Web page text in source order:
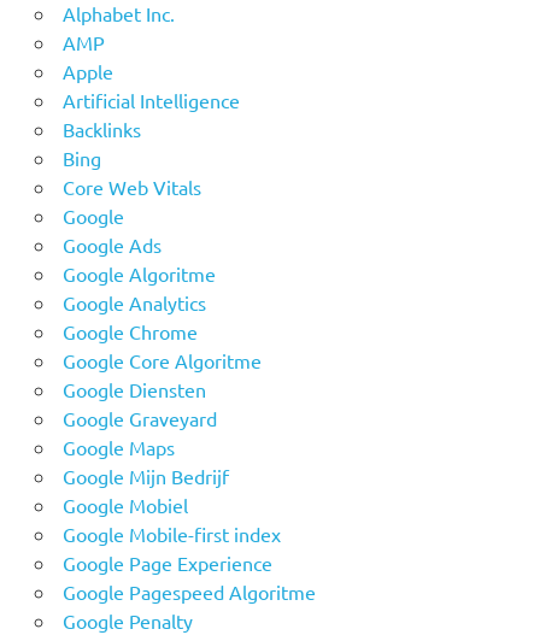
Alphabet Inc.
AMP
Apple
Artificial Intelligence
Backlinks
Bing
Core Web Vitals
Google
Google Ads
Google Algoritme
Google Analytics
Google Chrome
Google Core Algoritme
Google Diensten
Google Graveyard
Google Maps
Google Mijn Bedrijf
Google Mobiel
Google Mobile-first index
Google Page Experience
Google Pagespeed Algoritme
Google Penalty